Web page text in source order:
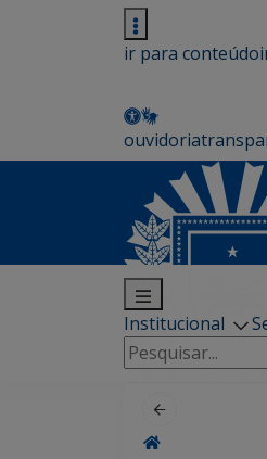
ir para conteúdo
ouvidoria
Institucional
Pesquisar
por: